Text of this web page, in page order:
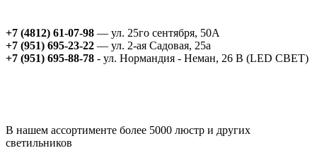
+7 (4812) 61-07-98 — ул. 25го сентября, 50А
+7 (951) 695-23-22 — ул. 2-ая Садовая, 25а
+7 (951) 695-88-78 - ул. Нормандия - Неман, 26 В (LED СВЕТ)
В нашем ассортименте более 5000 люстр и других
светильников